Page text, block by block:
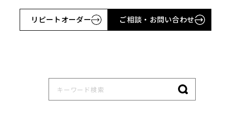
リピートオーダー ご相談・お問い合わせ